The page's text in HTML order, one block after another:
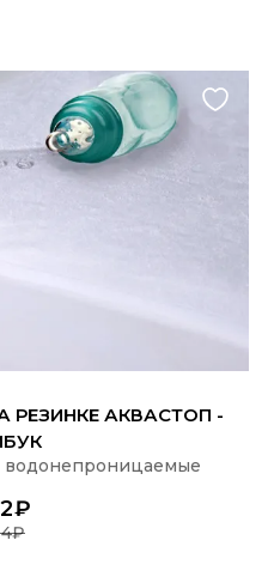
РЕЗИНКЕ АКВАСТОП -
водонепроницаемые